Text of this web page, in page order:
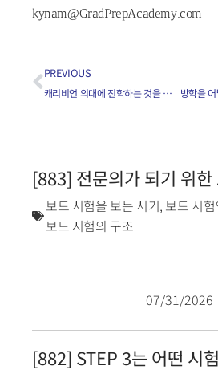
kynam@GradPrepAcademy.com
PREVIOUS
캐리비언 의대에 진학하는 것을 추천하십니까?
[883] 전문의가 되기 위한
보드 시험을 보는 시기, 보드 시
보드 시험의 구조
07/31/2026
[882] STEP 3는 어떤 시